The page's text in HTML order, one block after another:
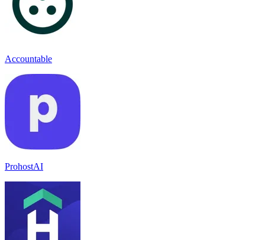
Accountable
ProhostAI